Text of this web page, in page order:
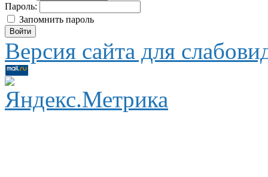
Пароль:
Запомнить пароль
Версия сайта для